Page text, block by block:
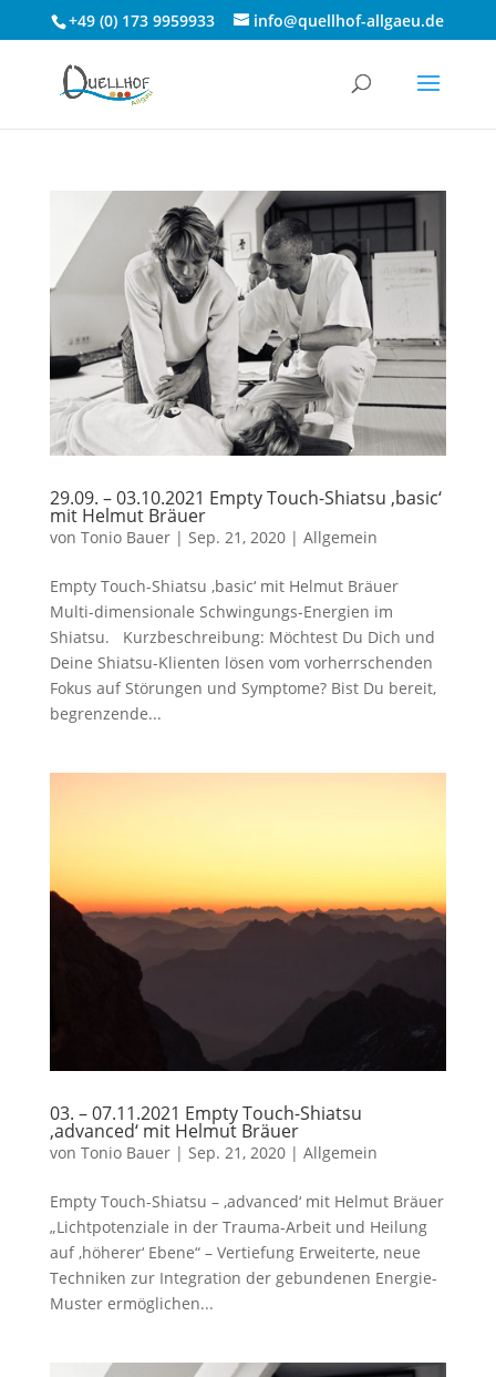
+49 (0) 173 9959933 info@quellhof-allgaeu.de
29.09. – 03.10.2021 Empty Touch-Shiatsu ‚basic‘
mit Helmut Bräuer
von Tonio Bauer| Sep. 21, 2020| Allgemein
Empty Touch-Shiatsu ‚basic‘ mit Helmut Bräuer
Multi-dimensionale Schwingungs-Energien im
Shiatsu. Kurzbeschreibung: Möchtest Du Dich und
Deine Shiatsu-Klienten lösen vom vorherrschenden
Fokus auf Störungen und Symptome? Bist Du bereit,
begrenzende...
03. – 07.11.2021 Empty Touch-Shiatsu
‚advanced‘ mit Helmut Bräuer
von Tonio Bauer| Sep. 21, 2020| Allgemein
Empty Touch-Shiatsu – ‚advanced‘ mit Helmut Bräuer
„Lichtpotenziale in der Trauma-Arbeit und Heilung
auf ‚höherer‘ Ebene“ – Vertiefung Erweiterte, neue
Techniken zur Integration der gebundenen Energie-
Muster ermöglichen...